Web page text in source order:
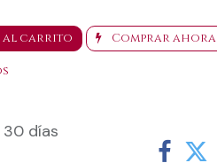
al carrito Comprar ahora
días